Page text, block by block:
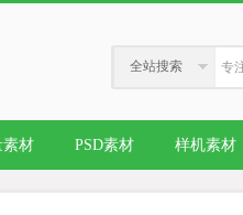
全站搜索
素材 PSD素材 样机素材